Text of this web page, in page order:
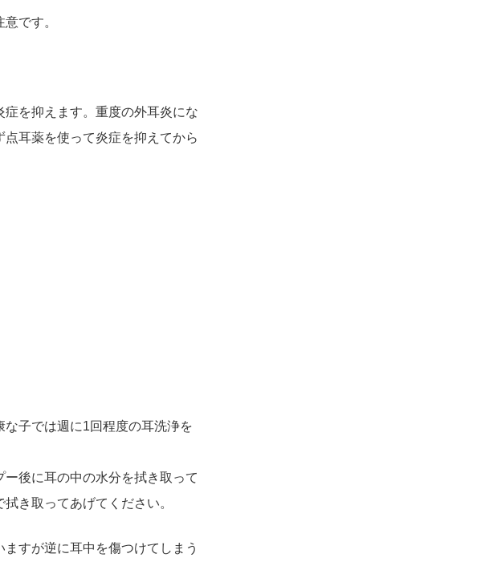
です。
を抑えます。重度の外耳炎にな
耳薬を使って炎症を抑えてから
子では週に1回程度の耳洗浄を
後に耳の中の水分を拭き取って
き取ってあげてください。
すが逆に耳中を傷つけてしまう